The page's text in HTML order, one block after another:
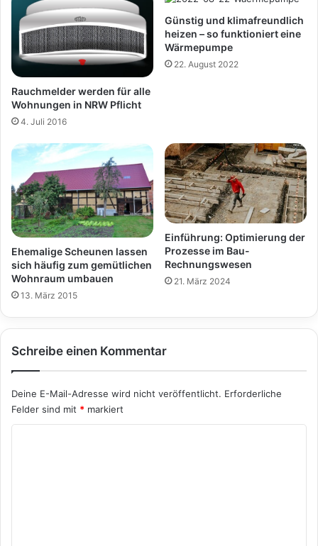
Rauchmelder werden für alle
Wohnungen in NRW Pflicht
4. Juli 2016
Günstig und klimafreundlich
heizen – so funktioniert eine
Wärmepumpe
22. August 2022
Ehemalige Scheunen lassen
sich häufig zum gemütlichen
Wohnraum umbauen
13. März 2015
Einführung: Optimierung der
Prozesse im Bau-
Rechnungswesen
21. März 2024
Schreibe einen Kommentar
Deine E-Mail-Adresse wird nicht veröffentlicht. Erforderliche
Felder sind mit * markiert